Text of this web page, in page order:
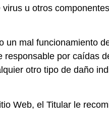
u otros
un mal funcionamiento
por caídas
otro tipo de daño
Web, el Titular le